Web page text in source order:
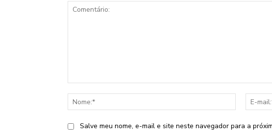
Nome:*
Salve meu nome, e-mail e site neste navegador para a